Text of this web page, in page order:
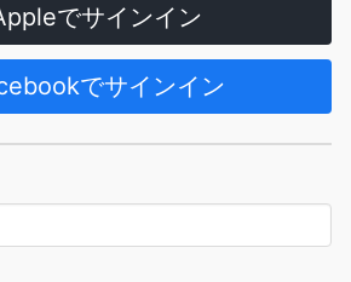
でサインイン
でサインイン